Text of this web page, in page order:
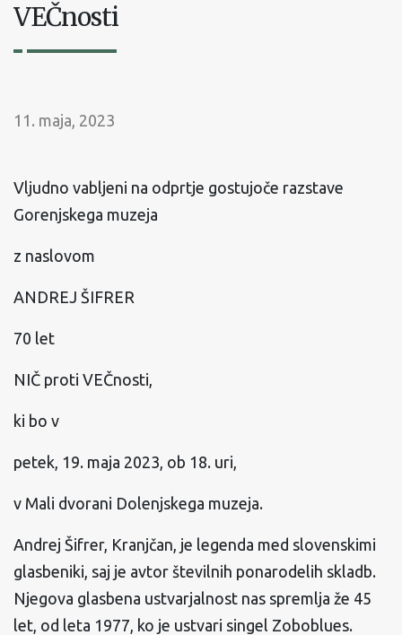
VEČnosti
11. maja, 2023
Vljudno vabljeni na odprtje gostujoče razstave
Gorenjskega muzeja
z naslovom
ANDREJ ŠIFRER
70 let
NIČ proti VEČnosti,
ki bo v
petek, 19. maja 2023, ob 18. uri,
v Mali dvorani Dolenjskega muzeja.
Andrej Šifrer, Kranjčan, je legenda med slovenskimi
glasbeniki, saj je avtor številnih ponarodelih skladb.
Njegova glasbena ustvarjalnost nas spremlja že 45
let, od leta 1977, ko je ustvari singel Zoboblues.